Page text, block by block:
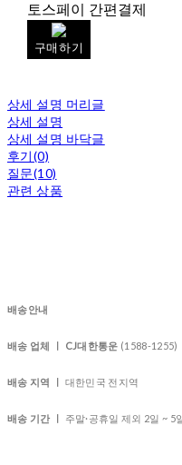
토스페이 간편결제
구매하기
상세 설명 머리글
상세 설명
상세 설명 바닥글
후기(0)
질문(10)
관련 상품
배송안내
배송 업체 ㅣ CJ대한통운 (1588-1255)
배송 지역 ㅣ 대한민국 전지역
배송 기간 ㅣ 주말·공휴일 제외 2일 ~ 5